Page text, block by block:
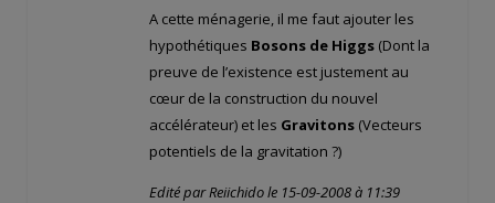
A cette ménagerie, il me faut ajouter les
hypothétiques Bosons de Higgs (Dont la
preuve de l’existence est justement au
cœur de la construction du nouvel
accélérateur) et les Gravitons (Vecteurs
potentiels de la gravitation ?)
Edité par Reiichido le 15-09-2008 à 11:39